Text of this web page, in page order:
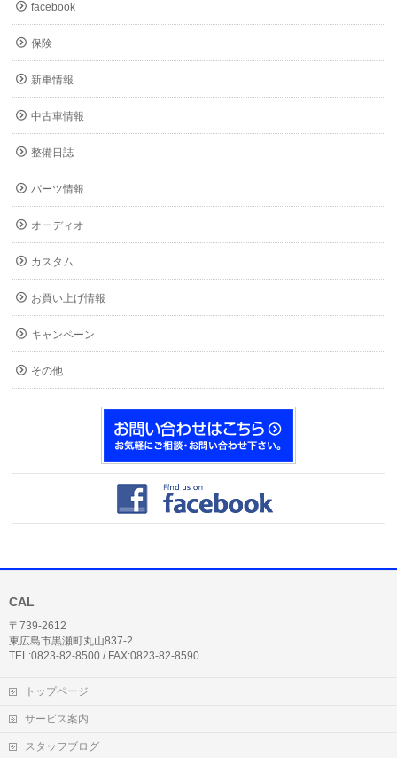
facebook
保険
新車情報
中古車情報
整備日誌
パーツ情報
オーディオ
カスタム
お買い上げ情報
キャンペーン
その他
CAL
〒739-2612
東広島市黒瀬町丸山837-2
TEL:0823-82-8500 / FAX:0823-82-8590
トップページ
サービス案内
スタッフブログ